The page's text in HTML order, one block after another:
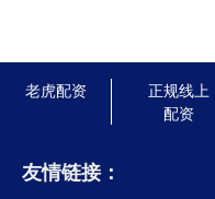
老虎配资
正规线上
配资
友情链接：